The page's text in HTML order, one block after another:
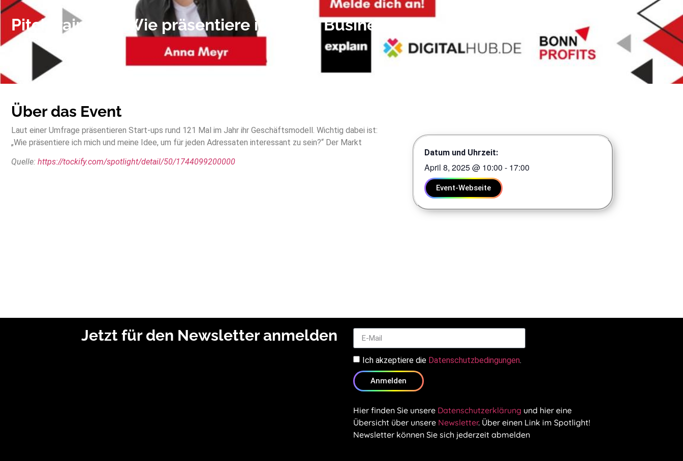
Pitchtraining – Wie präsentiere ich mein Business?
Über das Event
Laut einer Umfrage präsentieren Start-ups rund 121 Mal im Jahr ihr Geschäftsmodell. Wichtig dabei ist:
„Wie präsentiere ich mich und meine Idee, um für jeden Adressaten interessant zu sein?“ Der Markt
Quelle: https://tockify.com/spotlight/detail/50/1744099200000
Datum und Uhrzeit:
April 8, 2025@ 10:00 - 17:00
Event-Webseite
Jetzt für den Newsletter anmelden
Ich akzeptiere die Datenschutzbedingungen.
Anmelden
Hier finden Sie unsere Datenschutzerklärung und hier eine
Übersicht über unsere Newsletter. Über einen Link im Spotlight!
Newsletter können Sie sich jederzeit abmelden